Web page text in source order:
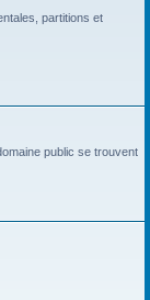
partitions et
public se trouvent